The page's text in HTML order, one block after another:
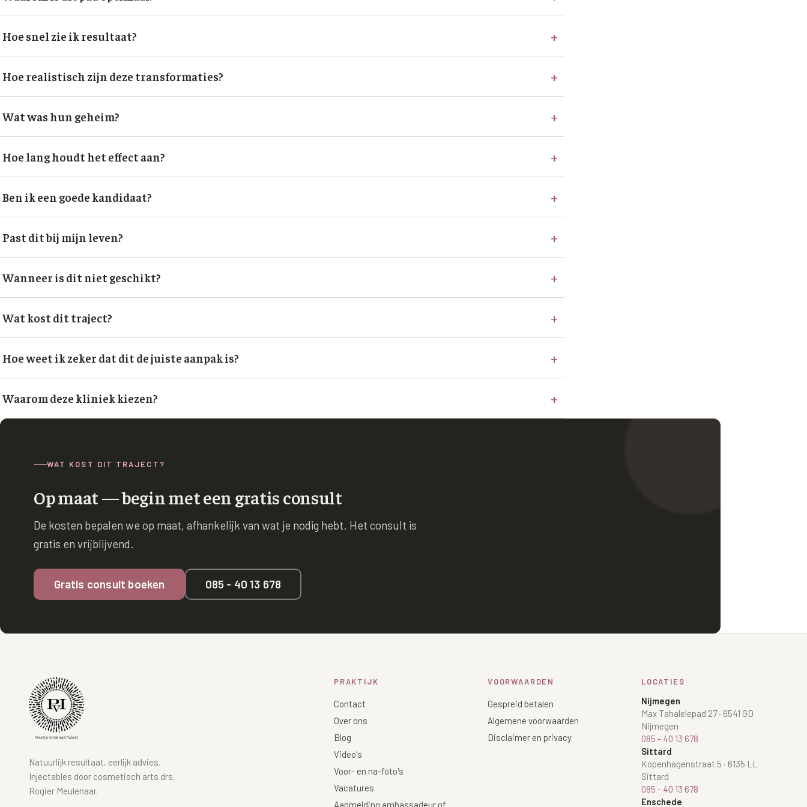
Hoe snel zie ik resultaat? +
Hoe realistisch zijn deze transformaties? +
Wat was hun geheim? +
Hoe lang houdt het effect aan? +
Ben ik een goede kandidaat? +
Past dit bij mijn leven? +
Wanneer is dit niet geschikt? +
Wat kost dit traject? +
Hoe weet ik zeker dat dit de juiste aanpak is? +
Waarom deze kliniek kiezen? +
WAT KOST DIT TRAJECT?
Op maat — begin met een gratis consult
De kosten bepalen we op maat, afhankelijk van wat je nodig hebt. Het consult is
gratis en vrijblijvend.
Gratis consult boeken 085 - 40 13 678
Natuurlijk resultaat, eerlijk advies.
Injectables door cosmetisch arts drs.
Rogier Meulenaar.
PRAKTIJK
Contact
Over ons
Blog
Video's
Voor- en na-foto's
Vacatures
Aanmelding ambassadeur of
VOORWAARDEN
Gespreid betalen
Algemene voorwaarden
Disclaimer en privacy
LOCATIES
Nijmegen
Max Tahalelepad 27· 6541 GD
Nijmegen
085 - 40 13 678
Sittard
Kopenhagenstraat 5 · 6135 LL
Sittard
085 - 40 13 678
Enschede